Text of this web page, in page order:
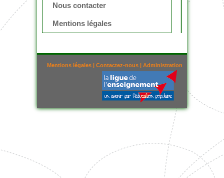
Nous contacter
Mentions légales
Mentions légales | Contactez-nous | Administration